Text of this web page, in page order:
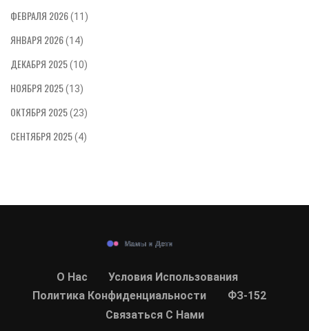
ФЕВРАЛЯ 2026(11)
ЯНВАРЯ 2026(14)
ДЕКАБРЯ 2025(10)
НОЯБРЯ 2025(13)
ОКТЯБРЯ 2025(23)
СЕНТЯБРЯ 2025(4)
О Нас
Условия Использования
Политика Конфиденциальности
ФЗ-152
Связаться С Нами